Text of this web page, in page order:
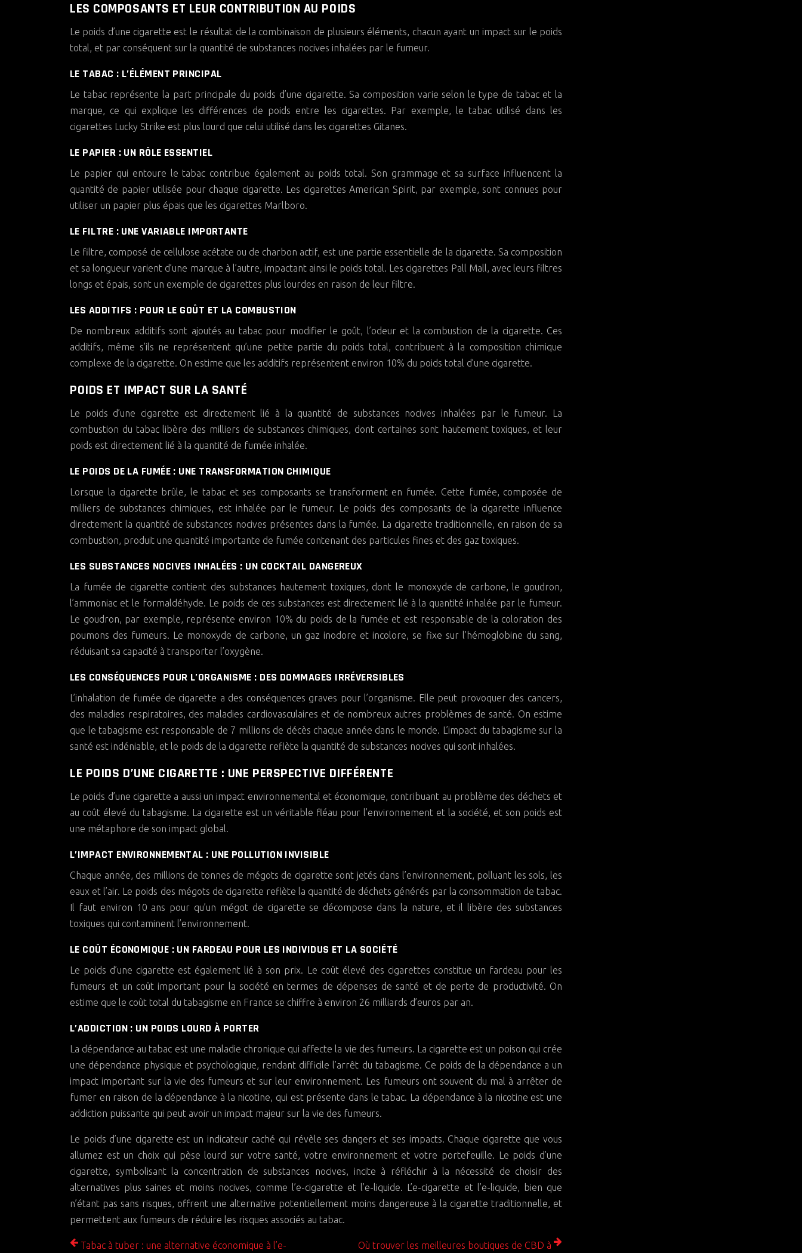
LES COMPOSANTS ET LEUR CONTRIBUTION AU POIDS
Le poids d’une cigarette est le résultat de la combinaison de plusieurs éléments, chacun ayant un impact sur le poids
total, et par conséquent sur la quantité de substances nocives inhalées par le fumeur.
LE TABAC : L’ÉLÉMENT PRINCIPAL
Le tabac représente la part principale du poids d’une cigarette. Sa composition varie selon le type de tabac et la
marque, ce qui explique les différences de poids entre les cigarettes. Par exemple, le tabac utilisé dans les
cigarettes Lucky Strike est plus lourd que celui utilisé dans les cigarettes Gitanes.
LE PAPIER : UN RÔLE ESSENTIEL
Le papier qui entoure le tabac contribue également au poids total. Son grammage et sa surface influencent la
quantité de papier utilisée pour chaque cigarette. Les cigarettes American Spirit, par exemple, sont connues pour
utiliser un papier plus épais que les cigarettes Marlboro.
LE FILTRE : UNE VARIABLE IMPORTANTE
Le filtre, composé de cellulose acétate ou de charbon actif, est une partie essentielle de la cigarette. Sa composition
et sa longueur varient d’une marque à l’autre, impactant ainsi le poids total. Les cigarettes Pall Mall, avec leurs filtres
longs et épais, sont un exemple de cigarettes plus lourdes en raison de leur filtre.
LES ADDITIFS : POUR LE GOÛT ET LA COMBUSTION
De nombreux additifs sont ajoutés au tabac pour modifier le goût, l’odeur et la combustion de la cigarette. Ces
additifs, même s’ils ne représentent qu’une petite partie du poids total, contribuent à la composition chimique
complexe de la cigarette. On estime que les additifs représentent environ 10% du poids total d’une cigarette.
POIDS ET IMPACT SUR LA SANTÉ
Le poids d’une cigarette est directement lié à la quantité de substances nocives inhalées par le fumeur. La
combustion du tabac libère des milliers de substances chimiques, dont certaines sont hautement toxiques, et leur
poids est directement lié à la quantité de fumée inhalée.
LE POIDS DE LA FUMÉE : UNE TRANSFORMATION CHIMIQUE
Lorsque la cigarette brûle, le tabac et ses composants se transforment en fumée. Cette fumée, composée de
milliers de substances chimiques, est inhalée par le fumeur. Le poids des composants de la cigarette influence
directement la quantité de substances nocives présentes dans la fumée. La cigarette traditionnelle, en raison de sa
combustion, produit une quantité importante de fumée contenant des particules fines et des gaz toxiques.
LES SUBSTANCES NOCIVES INHALÉES : UN COCKTAIL DANGEREUX
La fumée de cigarette contient des substances hautement toxiques, dont le monoxyde de carbone, le goudron,
l’ammoniac et le formaldéhyde. Le poids de ces substances est directement lié à la quantité inhalée par le fumeur.
Le goudron, par exemple, représente environ 10% du poids de la fumée et est responsable de la coloration des
poumons des fumeurs. Le monoxyde de carbone, un gaz inodore et incolore, se fixe sur l’hémoglobine du sang,
réduisant sa capacité à transporter l’oxygène.
LES CONSÉQUENCES POUR L’ORGANISME : DES DOMMAGES IRRÉVERSIBLES
L’inhalation de fumée de cigarette a des conséquences graves pour l’organisme. Elle peut provoquer des cancers,
des maladies respiratoires, des maladies cardiovasculaires et de nombreux autres problèmes de santé. On estime
que le tabagisme est responsable de 7 millions de décès chaque année dans le monde. L’impact du tabagisme sur la
santé est indéniable, et le poids de la cigarette reflète la quantité de substances nocives qui sont inhalées.
LE POIDS D’UNE CIGARETTE : UNE PERSPECTIVE DIFFÉRENTE
Le poids d’une cigarette a aussi un impact environnemental et économique, contribuant au problème des déchets et
au coût élevé du tabagisme. La cigarette est un véritable fléau pour l’environnement et la société, et son poids est
une métaphore de son impact global.
L’IMPACT ENVIRONNEMENTAL : UNE POLLUTION INVISIBLE
Chaque année, des millions de tonnes de mégots de cigarette sont jetés dans l’environnement, polluant les sols, les
eaux et l’air. Le poids des mégots de cigarette reflète la quantité de déchets générés par la consommation de tabac.
Il faut environ 10 ans pour qu’un mégot de cigarette se décompose dans la nature, et il libère des substances
toxiques qui contaminent l’environnement.
LE COÛT ÉCONOMIQUE : UN FARDEAU POUR LES INDIVIDUS ET LA SOCIÉTÉ
Le poids d’une cigarette est également lié à son prix. Le coût élevé des cigarettes constitue un fardeau pour les
fumeurs et un coût important pour la société en termes de dépenses de santé et de perte de productivité. On
estime que le coût total du tabagisme en France se chiffre à environ 26 milliards d’euros par an.
L’ADDICTION : UN POIDS LOURD À PORTER
La dépendance au tabac est une maladie chronique qui affecte la vie des fumeurs. La cigarette est un poison qui crée
une dépendance physique et psychologique, rendant difficile l’arrêt du tabagisme. Ce poids de la dépendance a un
impact important sur la vie des fumeurs et sur leur environnement. Les fumeurs ont souvent du mal à arrêter de
fumer en raison de la dépendance à la nicotine, qui est présente dans le tabac. La dépendance à la nicotine est une
addiction puissante qui peut avoir un impact majeur sur la vie des fumeurs.
Le poids d’une cigarette est un indicateur caché qui révèle ses dangers et ses impacts. Chaque cigarette que vous
allumez est un choix qui pèse lourd sur votre santé, votre environnement et votre portefeuille. Le poids d’une
cigarette, symbolisant la concentration de substances nocives, incite à réfléchir à la nécessité de choisir des
alternatives plus saines et moins nocives, comme l’e-cigarette et l’e-liquide. L’e-cigarette et l’e-liquide, bien que
n’étant pas sans risques, offrent une alternative potentiellement moins dangereuse à la cigarette traditionnelle, et
permettent aux fumeurs de réduire les risques associés au tabac.
Tabac à tuber : une alternative économique à l’e- Où trouver les meilleures boutiques de CBD à